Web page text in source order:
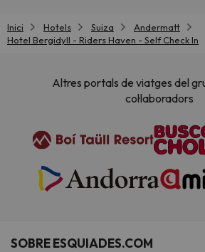
Inici Hotels Suiza
Andermatt
Hotel Bergidyll - Riders Haven - Self Check In
Altres portals de viatges del
col·laboradors
SOBRE ESQUIADES.COM